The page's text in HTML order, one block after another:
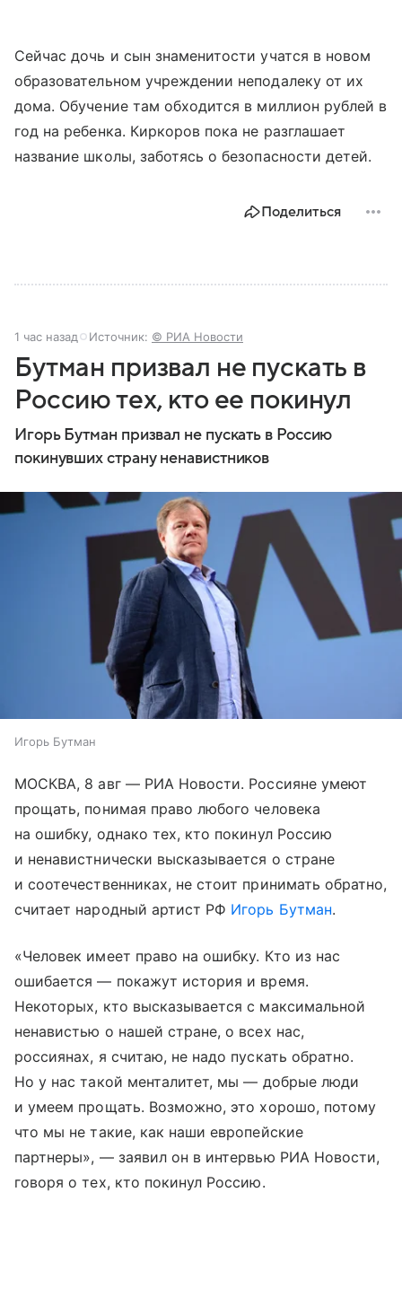
Сейчас дочь и сын знаменитости учатся в новом
образовательном учреждении неподалеку от их
дома. Обучение там обходится в миллион рублей в
год на ребенка. Киркоров пока не разглашает
название школы, заботясь о безопасности детей.
Поделиться
1 час назад Источник: © РИА Новости
Бутман призвал не пускать в
Россию тех, кто ее покинул
Игорь Бутман призвал не пускать в Россию
покинувших страну ненавистников
Игорь Бутман
МОСКВА, 8 авг — РИА Новости. Россияне умеют
прощать, понимая право любого человека
на ошибку, однако тех, кто покинул Россию
и ненавистнически высказывается о стране
и соотечественниках, не стоит принимать обратно,
считает народный артист РФ Игорь Бутман.
«Человек имеет право на ошибку. Кто из нас
ошибается — покажут история и время.
Некоторых, кто высказывается с максимальной
ненавистью о нашей стране, о всех нас,
россиянах, я считаю, не надо пускать обратно.
Но у нас такой менталитет, мы — добрые люди
и умеем прощать. Возможно, это хорошо, потому
что мы не такие, как наши европейские
партнеры», — заявил он в интервью РИА Новости,
говоря о тех, кто покинул Россию.